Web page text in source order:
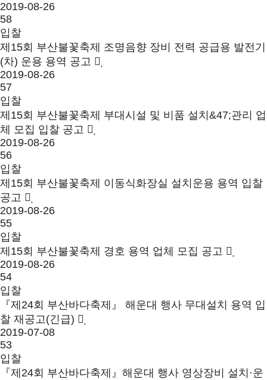
2019-08-26
58
입찰
제15회 부산불꽃축제 조명음향 장비 전력 공급용 발전기
(차) 운용 용역 공고
2019-08-26
57
입찰
제15회 부산불꽃축제 부대시설 및 비품 설치&47;관리 업
체 모집 입찰 공고
2019-08-26
56
입찰
제15회 부산불꽃축제 이동식화장실 설치운용 용역 입찰
공고
2019-08-26
55
입찰
제15회 부산불꽃축제 경호 용역 업체 모집 공고
2019-08-26
54
입찰
『제24회 부산바다축제』 해운대 행사 무대설치 용역 입
찰 재공고(긴급)
2019-07-08
53
입찰
『제24회 부산바다축제』해운대 행사 영상장비 설치·운